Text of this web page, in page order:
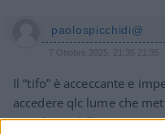
paolospicchidi@
7 Ottobre 2025, 21:35 21:35
Il “tifo” è acceccante e
accedere qlc lume che
grandezza della propria